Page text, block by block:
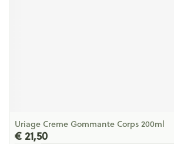
Uriage Creme Gommante Corps 200ml
€ 21,50